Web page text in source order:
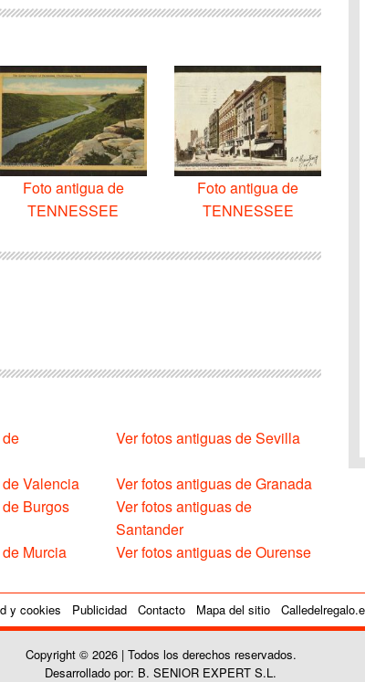
Foto antigua de
TENNESSEE
Foto antigua de
TENNESSEE
Ver fotos antiguas de Sevilla
Valencia
Ver fotos antiguas de Granada
Burgos
Ver fotos antiguas de
Santander
Murcia Ver fotos antiguas de Ourense
y cookies Publicidad Contacto Mapa del sitio
Copyright © 2026 | Todos los derechos reservados.
Desarrollado por: B. SENIOR EXPERT S.L.